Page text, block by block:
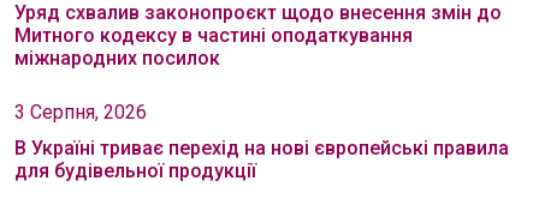
Уряд схвалив законопроєкт щодо внесення змін до
Митного кодексу в частині оподаткування
міжнародних посилок
3 Серпня, 2026
В Україні триває перехід на нові європейські правила
для будівельної продукції